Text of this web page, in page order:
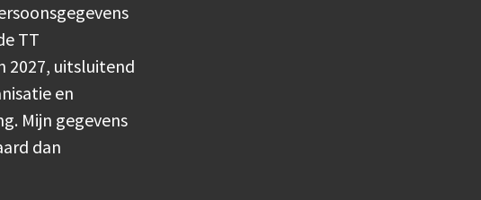
TT
2027, uitsluitend
en
Mijn gegevens
dan